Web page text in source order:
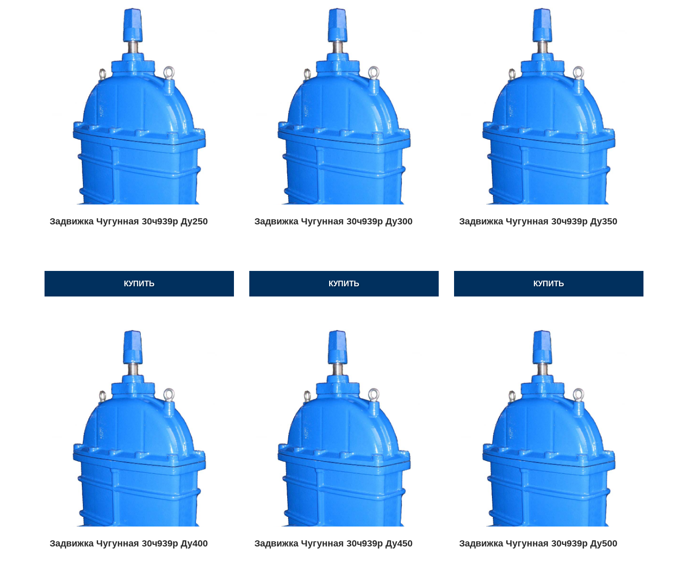
Задвижка Чугунная 30ч939р Ду250
КУПИТЬ
Задвижка Чугунная 30ч939р Ду300
КУПИТЬ
Задвижка Чугунная 30ч939р Ду350
КУПИТЬ
Задвижка Чугунная 30ч939р Ду400 Задвижка Чугунная 30ч939р Ду450 Задвижка Чугунная 30ч939р Ду500